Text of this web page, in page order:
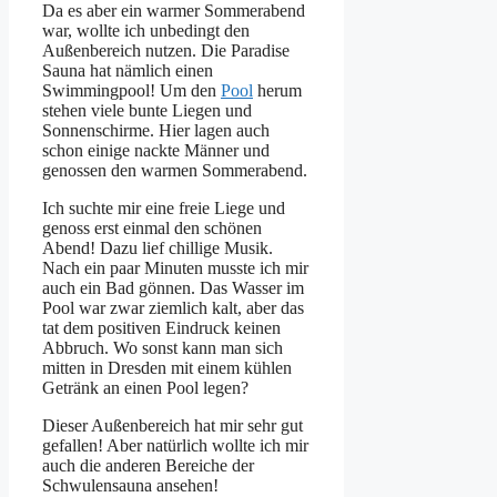
Da es aber ein warmer Sommerabend
war, wollte ich unbedingt den
Außenbereich nutzen. Die Paradise
Sauna hat nämlich einen
Swimmingpool! Um den Pool herum
stehen viele bunte Liegen und
Sonnenschirme. Hier lagen auch
schon einige nackte Männer und
genossen den warmen Sommerabend.
Ich suchte mir eine freie Liege und
genoss erst einmal den schönen
Abend! Dazu lief chillige Musik.
Nach ein paar Minuten musste ich mir
auch ein Bad gönnen. Das Wasser im
Pool war zwar ziemlich kalt, aber das
tat dem positiven Eindruck keinen
Abbruch. Wo sonst kann man sich
mitten in Dresden mit einem kühlen
Getränk an einen Pool legen?
Dieser Außenbereich hat mir sehr gut
gefallen! Aber natürlich wollte ich mir
auch die anderen Bereiche der
Schwulensauna ansehen!